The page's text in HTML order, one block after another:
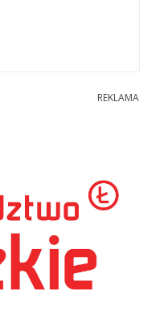
REKLAMA